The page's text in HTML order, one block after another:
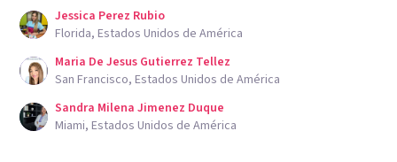
Jessica Perez Rubio
Florida, Estados Unidos de América
Maria De Jesus Gutierrez Tellez
San Francisco, Estados Unidos de América
Sandra Milena Jimenez Duque
Miami, Estados Unidos de América